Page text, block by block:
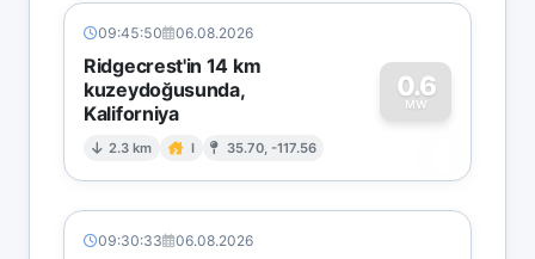
09:45:50 06.08.2026
Ridgecrest'in 14 km
kuzeydoğusunda,
Kaliforniya
2.3 km I 35.70, -117.56
0.6
MW
0
09:30:33 06.08.2026